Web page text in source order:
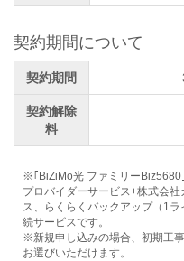
契約期間について
契約期間
契約解除
料
※｢BiZiMo光 ファミリーBiz5680
プロバイダーサービス+株式会
ス、らくらくバックアップ（1
続サービスです。
※新規申し込みの場合、初期工
お選びいただけます。